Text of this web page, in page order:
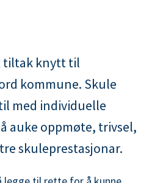
tiltak knytt til
kommune. Skule
med individuelle
auke oppmøte, trivsel,
skuleprestasjonar.